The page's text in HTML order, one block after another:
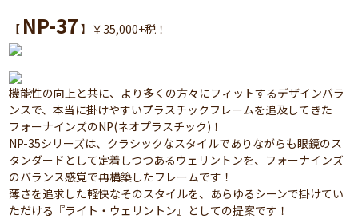
【 NP-37 】￥35,000+税！
機能性の向上と共に、より多くの方々にフィットするデザインバラ
ンスで、本当に掛けやすいプラスチックフレームを追及してきた
フォーナインズのNP(ネオプラスチック)！
NP-35シリーズは、クラシックなスタイルでありながらも眼鏡のス
タンダードとして定着しつつあるウェリントンを、フォーナインズ
のバランス感覚で再構築したフレームです！
薄さを追求した軽快なそのスタイルを、あらゆるシーンで掛けてい
ただける『ライト・ウェリントン』としての提案です！